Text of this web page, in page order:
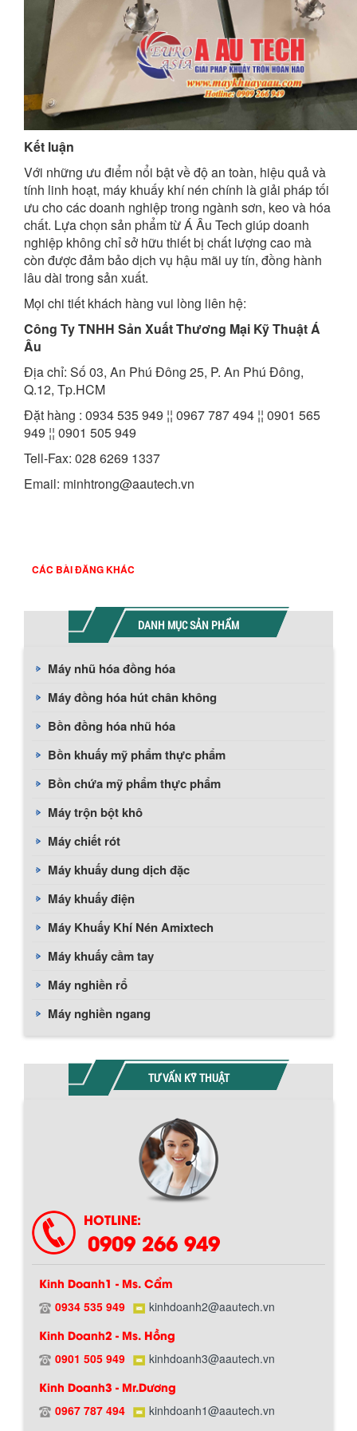
Kết luận
Với những ưu điểm nổi bật về độ an toàn, hiệu quả và
tính linh hoạt, máy khuấy khí nén chính là giải pháp tối
ưu cho các doanh nghiệp trong ngành sơn, keo và hóa
chất. Lựa chọn sản phẩm từ Á Âu Tech giúp doanh
nghiệp không chỉ sở hữu thiết bị chất lượng cao mà
còn được đảm bảo dịch vụ hậu mãi uy tín, đồng hành
lâu dài trong sản xuất.
Mọi chi tiết khách hàng vui lòng liên hệ:
Công Ty TNHH Sản Xuất Thương Mại Kỹ Thuật Á
Âu
Địa chỉ: Số 03, An Phú Đông 25, P. An Phú Đông,
Q.12, Tp.HCM
Đặt hàng : 0934 535 949 ¦¦ 0967 787 494 ¦¦ 0901 565
949 ¦¦ 0901 505 949
Tell-Fax: 028 6269 1337
Email: minhtrong@aautech.vn
CÁC BÀI ĐĂNG KHÁC
DANH MỤC SẢN PHẨM
Máy nhũ hóa đồng hóa
Máy đồng hóa hút chân không
Bồn đồng hóa nhũ hóa
Bồn khuấy mỹ phẩm thực phẩm
Bồn chứa mỹ phẩm thực phẩm
Máy trộn bột khô
Máy chiết rót
Máy khuấy dung dịch đặc
Máy khuấy điện
Máy Khuấy Khí Nén Amixtech
Máy khuấy cầm tay
Máy nghiền rổ
Máy nghiền ngang
TƯ VẤN KỸ THUẬT
HOTLINE:
0909 266 949
Kinh Doanh1 - Ms. Cẩm
0934 535 949 kinhdoanh2@aautech.vn
Kinh Doanh2 - Ms. Hồng
0901 505 949 kinhdoanh3@aautech.vn
Kinh Doanh3 - Mr.Dương
0967 787 494 kinhdoanh1@aautech.vn
Chính sách giao hàng
Hướng dẫn thanh toán mua hàng